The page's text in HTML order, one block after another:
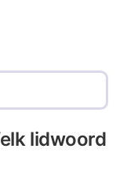
lidwoord